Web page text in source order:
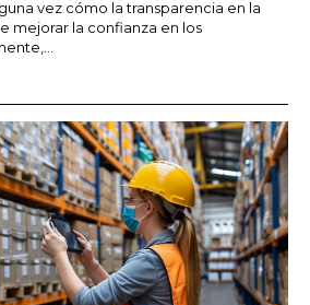
vez cómo la transparencia en la
mejorar la confianza en los